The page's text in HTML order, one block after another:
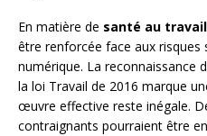
En matière de santé au travail
être renforcée face aux risques
numérique. La reconnaissance
la loi Travail de 2016 marque
œuvre effective reste inégale.
contraignants pourraient être